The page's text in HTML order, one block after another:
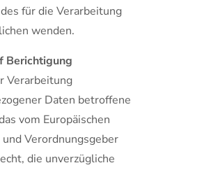
für die Verarbeitung
wenden.
Berichtigung
Verarbeitung
Daten betroffene
vom Europäischen
Verordnungsgeber
die unverzügliche